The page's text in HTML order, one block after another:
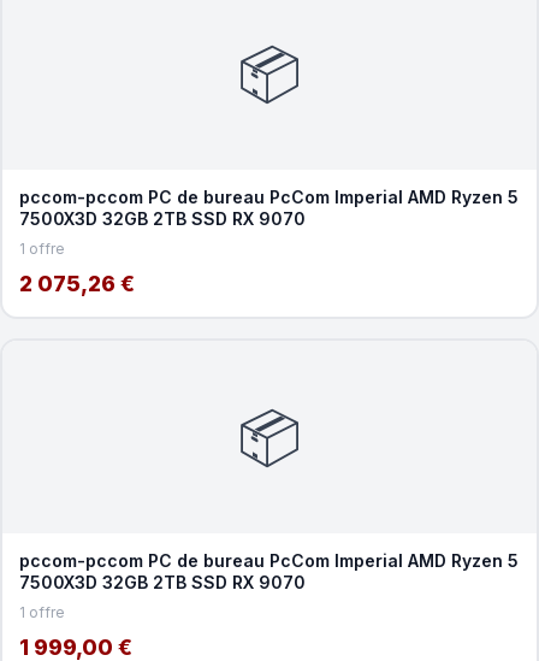
📦
pccom-pccom PC de bureau PcCom Imperial AMD Ryzen 5
7500X3D 32GB 2TB SSD RX 9070
1 offre
2 075,26 €
📦
pccom-pccom PC de bureau PcCom Imperial AMD Ryzen 5
7500X3D 32GB 2TB SSD RX 9070
1 offre
1 999,00 €